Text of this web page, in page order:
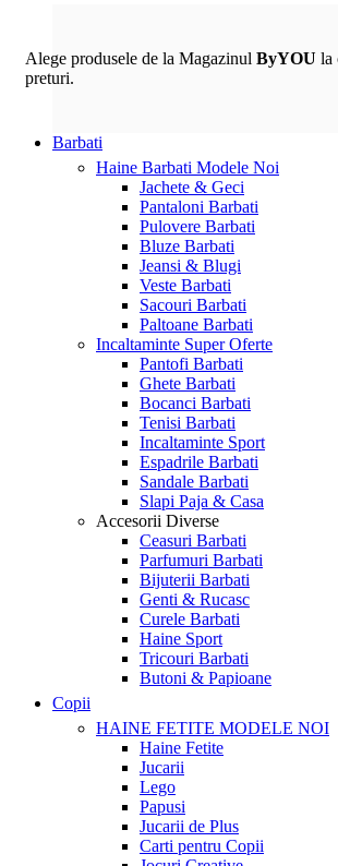
Alege produsele de la Magazinul ByYOU la
preturi.
Barbati
Haine Barbati Modele Noi
Jachete & Geci
Pantaloni Barbati
Pulovere Barbati
Bluze Barbati
Jeansi & Blugi
Veste Barbati
Sacouri Barbati
Paltoane Barbati
Incaltaminte Super Oferte
Pantofi Barbati
Ghete Barbati
Bocanci Barbati
Tenisi Barbati
Incaltaminte Sport
Espadrile Barbati
Sandale Barbati
Slapi Paja & Casa
Accesorii Diverse
Ceasuri Barbati
Parfumuri Barbati
Bijuterii Barbati
Genti & Rucasc
Curele Barbati
Haine Sport
Tricouri Barbati
Butoni & Papioane
Copii
HAINE FETITE MODELE NOI
Haine Fetite
Jucarii
Lego
Papusi
Jucarii de Plus
Carti pentru Copii